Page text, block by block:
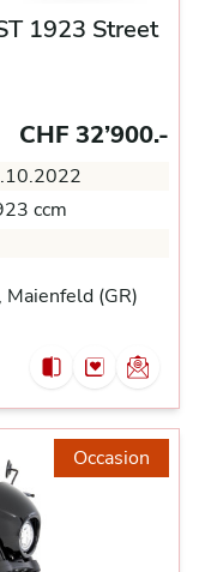
1923 Street
CHF 32’900.-
ccm
(GR)
Occasion